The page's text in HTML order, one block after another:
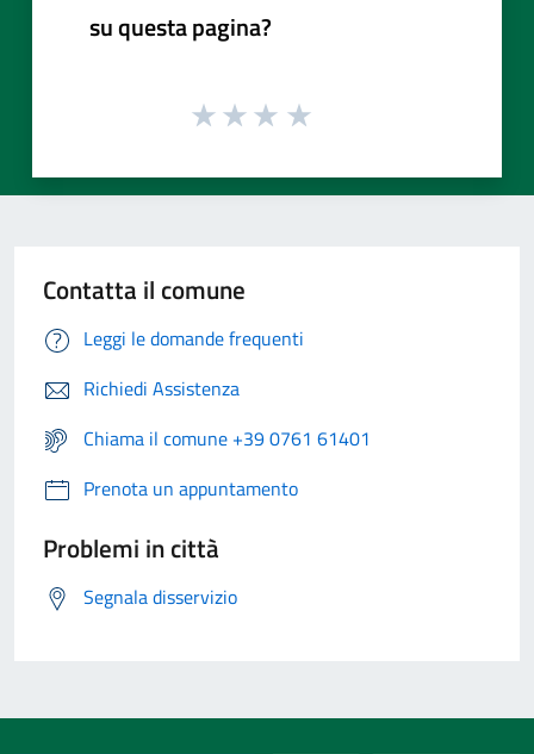
su questa pagina?
Contatta il comune
Leggi le domande frequenti
Richiedi Assistenza
Chiama il comune +39 0761 61401
Prenota un appuntamento
Problemi in città
Segnala disservizio